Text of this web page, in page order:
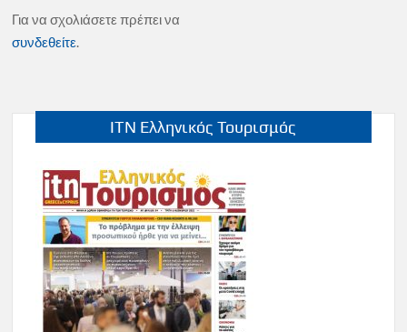
Για να σχολιάσετε πρέπει να
συνδεθείτε.
ITN Ελληνικός Τουρισμός